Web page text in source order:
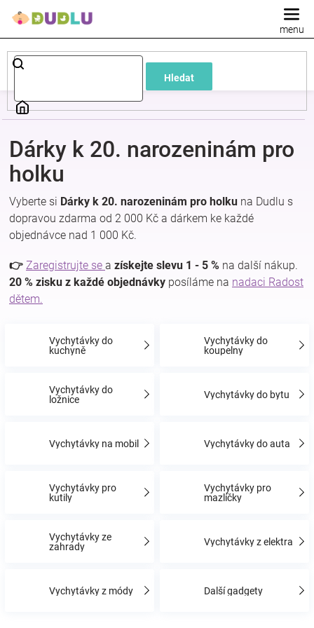
Hledat
Dětské
a
oblečení
Pokojíček
a
kojenecká
Těhotenské
Dárky k 20. narozeninám pro
holku
Vyberte si Dárky k 20. narozeninám pro holku na Dudlu s
dopravou zdarma od 2 000 Kč a dárkem ke každé
objednávce nad 1 000 Kč.
👉 Zaregistrujte se a získejte slevu 1 - 5 % na další nákup.
20 % zisku z každé objednávky posíláme na nadaci Radost
dětem.
Vychytávky do
kuchyně
Vychytávky do
koupelny
Vychytávky do
ložnice
Vychytávky do bytu
Vychytávky na mobil Vychytávky do auta
Vychytávky pro
kutily
Vychytávky pro
mazlíčky
Vychytávky ze
zahrady
Vychytávky z elektra
Vychytávky z módy Další gadgety